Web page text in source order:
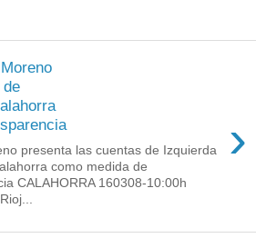
›
presenta las cuentas de Izquierda
como medida de
CALAHORRA 160308-10:00h